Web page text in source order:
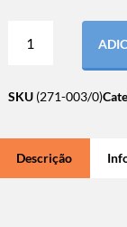
SKU (271-003/0)
Descrição